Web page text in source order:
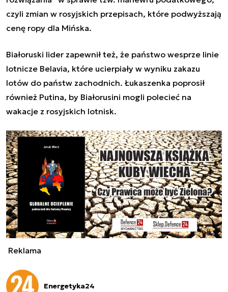
czyli zmian w rosyjskich przepisach, które podwyższają
cenę ropy dla Mińska.
Białoruski lider zapewnił też, że państwo wesprze linie
lotnicze Belavia, które ucierpiały w wyniku zakazu
lotów do państw zachodnich. Łukaszenka poprosił
również Putina, by Białorusini mogli polecieć na
wakacje z rosyjskich lotnisk.
Reklama
Energetyka24